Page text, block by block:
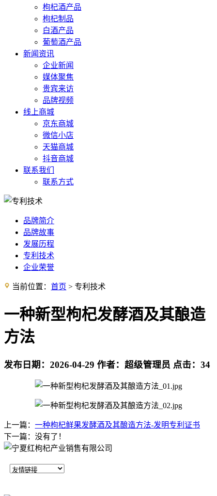
枸杞酒产品
枸杞制品
白酒产品
葡萄酒产品
新闻资讯
企业新闻
媒体聚焦
贵宾来访
品牌视频
线上商城
京东商城
微信小店
天猫商城
抖音商城
联系我们
联系方式
品牌简介
品牌故事
发展历程
专利技术
企业荣誉
当前位置： 首页 > 专利技术
一种新型枸杞发酵酒及其酿造
方法
发布日期： 2026-04-29 作者： 超级管理员 点击： 34
上一篇： 一种枸杞鲜果发酵酒及其酿造方法-发明专利证书
下一篇：没有了！